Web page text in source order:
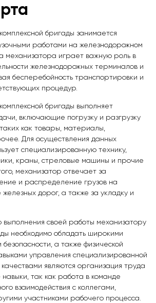
бригады занимается
работами на железнодорожном
механизатора играет важную роль в
железнодорожных терминалов и
бесперебойность транспортировки и
процедур.
бригады выполняет
включающие погрузку и разгрузку
как товары, материалы,
Для осуществления данных
специализированную технику,
краны, стреловые машины и прочие
механизатор отвечает за
и распределение грузов на
железных дорог, а также за укладку и
выполнения своей работы механизатору
необходимо обладать широкими
безопасности, а также физической
управления специализированной
являются организация труда
навыки, так как работа в команде
взаимодействия с коллегами,
участниками рабочего процесса.